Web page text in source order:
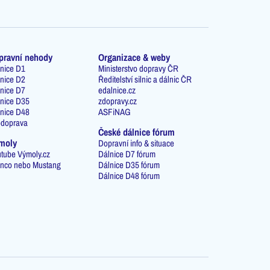
nehody
D1
D2
D7
D35
D48
Výmoly.cz
nebo Mustang
Organizace & weby
Ministerstvo dopravy ČR
Ředitelství silnic a dálnic ČR
edalnice.cz
zdopravy.cz
ASFiNAG
České dálnice fórum
Dopravní info & situace
Dálnice D7 fórum
Dálnice D35 fórum
Dálnice D48 fórum